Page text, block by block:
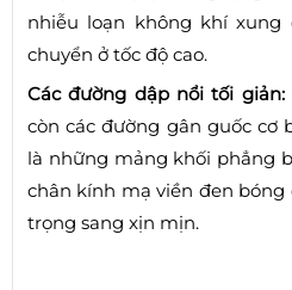
nhiễu loạn không khí
chuyển ở tốc độ cao.
Các đường dập nổi tối giản:
còn các đường gân guốc cơ
là những mảng khối phẳng
chân kính mạ viền đen bóng
trọng sang xịn mịn.